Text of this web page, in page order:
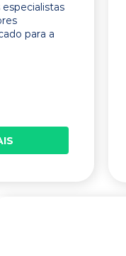
para a